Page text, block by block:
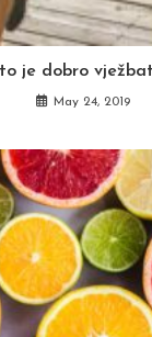
je dobro
May 24, 2019